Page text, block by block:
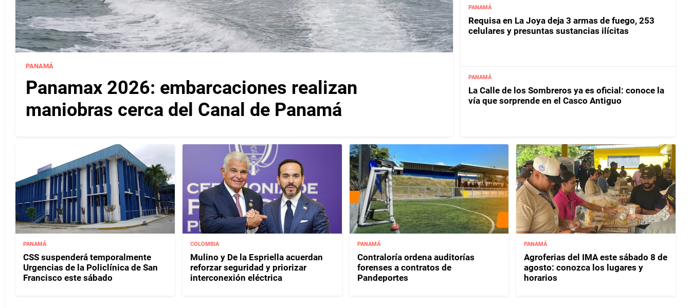
PANAMÁ
Panamax 2026: embarcaciones realizan
maniobras cerca del Canal de Panamá
PANAMÁ
Requisa en La Joya deja 3 armas de fuego, 253
celulares y presuntas sustancias ilícitas
PANAMÁ
La Calle de los Sombreros ya es oficial: conoce la
vía que sorprende en el Casco Antiguo
PANAMÁ
CSS suspenderá temporalmente
Urgencias de la Policlínica de San
Francisco este sábado
COLOMBIA
Mulino y De la Espriella acuerdan
reforzar seguridad y priorizar
interconexión eléctrica
PANAMÁ
Contraloría ordena auditorías
forenses a contratos de
Pandeportes
PANAMÁ
Agroferias del IMA este sábado 8 de
agosto: conozca los lugares y
horarios